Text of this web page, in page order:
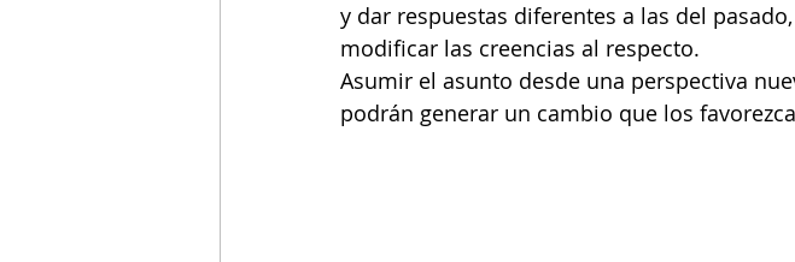
y dar respuestas diferentes a las del
modificar las creencias al respecto.
Asumir el asunto desde una perspectiva
podrán generar un cambio que los